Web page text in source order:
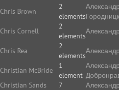
Chris Brown
2
elements
Chris Cornell
2
elements
Chris Rea
2
elements
Christian McBride
1
element
Christian Sands
7
Александр
Александр
Александр